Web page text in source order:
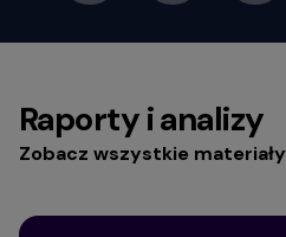
Raporty i analizy
Zobacz wszystkie materiały